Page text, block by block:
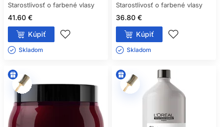
Starostlivosť o farbené vlasy
41.60 €
Kúpiť
Skladom ㅤ
Starostlivosť o farbené vlasy
36.80 €
Kúpiť
Skladom ㅤ